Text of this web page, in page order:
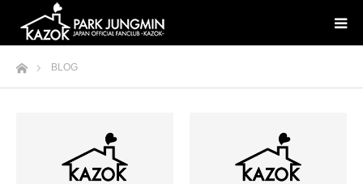
ホームBLOG